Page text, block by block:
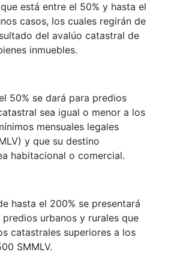
está entre el 50% y hasta el
casos, los cuales regirán de
del avalúo catastral de
inmuebles.
50% se dará para predios
sea igual o menor a los
mensuales legales
y que su destino
habitacional o comercial.
hasta el 200% se presentará
predios urbanos y rurales que
catastrales superiores a los
SMMLV.